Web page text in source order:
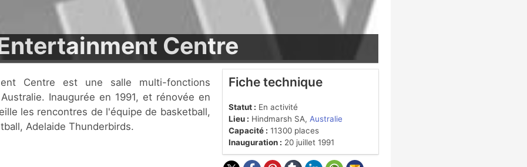
Centre
Inaugurée en 1991, et rénovée en
les rencontres de l'équipe de basketball,
Adelaide Thunderbirds.
Fiche technique
Statut : En activité
Lieu : Hindmarsh SA, Australie
Capacité : 11300 places
Inauguration : 20 juillet 1991